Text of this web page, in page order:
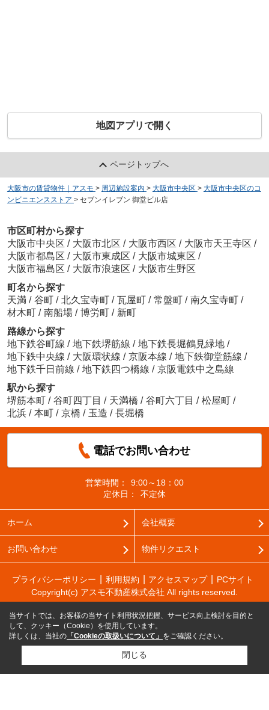
地図アプリで開く
ページトップへ
大阪市の賃貸物件｜アスモ > 周辺施設案内 > 大阪市中央区 > 大阪市中央区のコ
ンビニエンスストア > セブンイレブン 御堂ビル店
市区町村から探す
大阪市中央区 / 大阪市北区 / 大阪市西区 / 大阪市天王寺区 /
大阪市都島区 / 大阪市東成区 / 大阪市城東区 /
大阪市福島区 / 大阪市浪速区 / 大阪市生野区
町名から探す
天満 / 谷町 / 北久宝寺町 / 瓦屋町 / 常盤町 / 南久宝寺町 /
材木町 / 南船場 / 博労町 / 新町
路線から探す
地下鉄谷町線 / 地下鉄堺筋線 / 地下鉄長堀鶴見緑地 /
地下鉄中央線 / 大阪環状線 / 京阪本線 / 地下鉄御堂筋線 /
地下鉄千日前線 / 地下鉄四つ橋線 / 京阪電鉄中之島線
駅から探す
堺筋本町 / 谷町四丁目 / 天満橋 / 谷町六丁目 / 松屋町 /
北浜 / 本町 / 京橋 / 玉造 / 長堀橋
電話でお問い合わせ
営業時間：
9:00～18：00
定休日：
不定休
ホーム 会社概要
お問い合わせ 物件リクエスト
プライバシーポリシー 利用規約 アクセスマップ
PCサイト
Copyright(c) アスモ不動産株式会社 All rights reserved.
当サイトでは、お客様の当サイト利用状況把握、サービス向上検討を目的と
して、クッキー（Cookie）を使用しています。
詳しくは、当社の 「Cookieの取扱いについて」 をご確認ください。
閉じる